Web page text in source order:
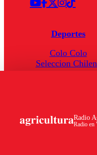
Radio
Radio en
Deportes
Colo Colo
Seleccion